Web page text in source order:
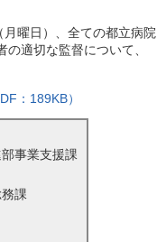
曜日）、全ての都立病院
適切な監督について、
：189KB）
事業支援課
課